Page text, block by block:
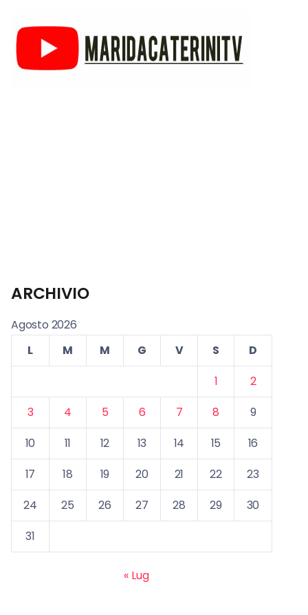
ARCHIVIO
Agosto 2026
L
M M G V S
D
1
2
3
4 5 6 7 8
9
10
11 12 13 14 15
16
17
18 19 20 21 22
23
24
25 26 27 28 29
30
31
« Lug